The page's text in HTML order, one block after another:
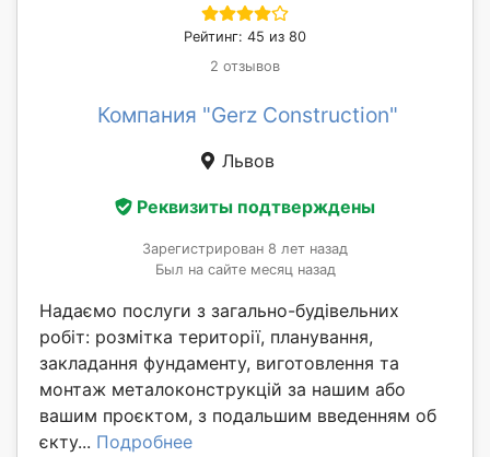
Рейтинг: 45 из 80
2 отзывов
Компания "Gerz Construction"
Львов
Реквизиты подтверждены
Зарегистрирован 8 лет назад
Был на сайте месяц назад
Надаємо послуги з загально-будівельних
робіт: розмітка території, планування,
закладання фундаменту, виготовлення та
монтаж металоконструкцій за нашим або
вашим проєктом, з подальшим введенням об
єкту... Подробнее